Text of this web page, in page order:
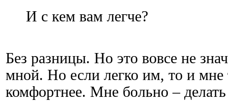
И с кем вам легче?
Без разницы. Но это вовсе не
мной. Но если легко им, то и мне
комфортнее. Мне больно –